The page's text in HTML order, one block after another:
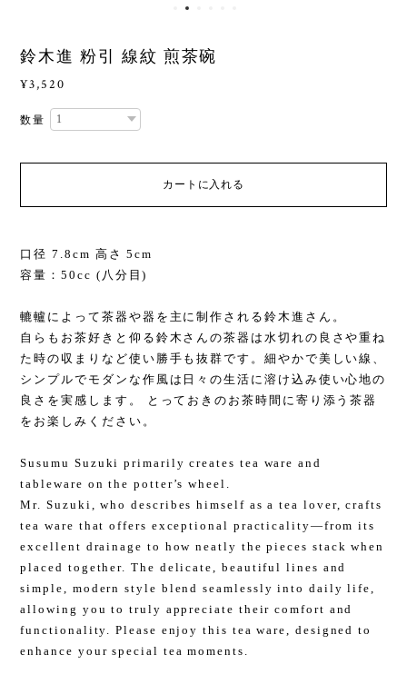
鈴木進 粉引 線紋 煎茶碗
¥3,520
数量
カートに入れる
口径 7.8cm 高さ 5cm
容量：50cc (八分目)
轆轤によって茶器や器を主に制作される鈴木進さん。
自らもお茶好きと仰る鈴木さんの茶器は水切れの良さや重ね
た時の収まりなど使い勝手も抜群です。細やかで美しい線、
シンプルでモダンな作風は日々の生活に溶け込み使い心地の
良さを実感します。 とっておきのお茶時間に寄り添う茶器
をお楽しみください。
Susumu Suzuki primarily creates tea ware and
tableware on the potter’s wheel.
Mr. Suzuki, who describes himself as a tea lover, crafts
tea ware that offers exceptional practicality—from its
excellent drainage to how neatly the pieces stack when
placed together. The delicate, beautiful lines and
simple, modern style blend seamlessly into daily life,
allowing you to truly appreciate their comfort and
functionality. Please enjoy this tea ware, designed to
enhance your special tea moments.